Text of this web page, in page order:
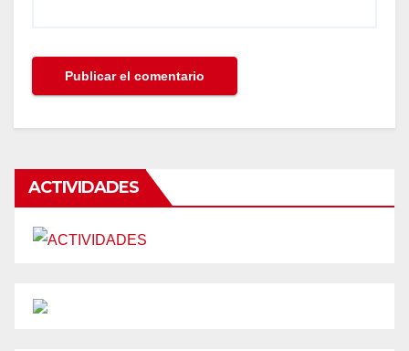
ACTIVIDADES